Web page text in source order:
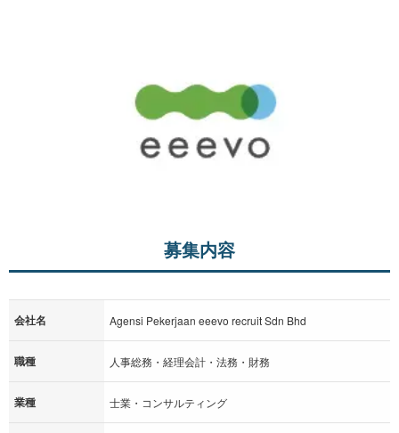
募集内容
会社名 Agensi Pekerjaan eeevo recruit Sdn Bhd
職種 人事総務・経理会計・法務・財務
業種 士業・コンサルティング